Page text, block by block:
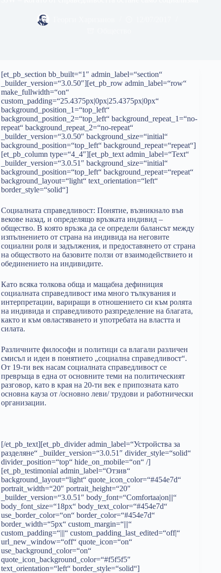
[et_pb_section bb_built=“1″ admin_label=“section“
_builder_version=“3.0.50″][et_pb_row admin_label=“row“
make_fullwidth=“on“
custom_padding=“25.4375px|0px|25.4375px|0px“
background_position_1=“top_left“
background_position_2=“top_left“ background_repeat_1=“no-
repeat“ background_repeat_2=“no-repeat“
_builder_version=“3.0.50″ background_size=“initial“
background_position=“top_left“ background_repeat=“repeat“]
[et_pb_column type=“4_4″][et_pb_text admin_label=“Text“
_builder_version=“3.0.51″ background_size=“initial“
background_position=“top_left“ background_repeat=“repeat“
background_layout=“light“ text_orientation=“left“
border_style=“solid“]
Социалната справедливост: Понятие, възникнало във
векове назад, и определящо връзката индивид –
общество. В която връзка да се определи балансът между
изпълнението от страна на индивида на неговите
социални роля и задължения, и предоставянето от страна
на обществото на базовите ползи от взаимодействието и
обединението на индивидите.
Като всяка толкова обща и мащабна дефиниция
социалната справедливост има много тълкувания и
интерпретации, вариращи в отношението си към ролята
на индивида и справедливото разпределение на благата,
както и към овластяването и употребата на властта и
силата.
Различните философи и политици са влагали различен
смисъл и идеи в понятието „социална справедливост“.
От 19-ти век насам социалната справедливост се
превръща в една от основните теми на политическият
разговор, като в края на 20-ти век е припозната като
основна кауза от /основно леви/ трудови и работнически
организации.
[/et_pb_text][et_pb_divider admin_label=“Устройства за
разделяне“ _builder_version=“3.0.51″ divider_style=“solid“
divider_position=“top“ hide_on_mobile=“on“ /]
[et_pb_testimonial admin_label=“Отзив“
background_layout=“light“ quote_icon_color=“#454e7d“
portrait_width=“20″ portrait_height=“20″
_builder_version=“3.0.51″ body_font=“Comfortaa|on|||“
body_font_size=“18px“ body_text_color=“#454e7d“
use_border_color=“on“ border_color=“#454e7d“
border_width=“5px“ custom_margin=“|||“
custom_padding=“|||“ custom_padding_last_edited=“off|“
url_new_window=“off“ quote_icon=“on“
use_background_color=“on“
quote_icon_background_color=“#f5f5f5″
text_orientation=“left“ border_style=“solid“]